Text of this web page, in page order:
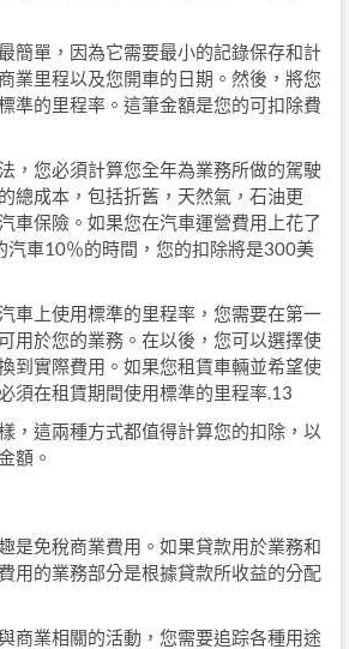
簡單，因為它需要最小的記錄保存和計
業里程以及您開車的日期。然後，將您
準的里程率。這筆金額是您的可扣除費
，您必須計算您全年為業務所做的駕駛
總成本，包括折舊，天然氣，石油更
車保險。如果您在汽車運營費用上花了
汽車10％的時間，您的扣除將是300美
車上使用標準的里程率，您需要在第一
用於您的業務。在以後，您可以選擇使
到實際費用。如果您租賃車輛並希望使
須在租賃期間使用標準的里程率.13
，這兩種方式都值得計算您的扣除，以
額。
是免稅商業費用。如果貸款用於業務和
用的業務部分是根據貸款所收益的分配
商業相關的活動，您需要追踪各種用途